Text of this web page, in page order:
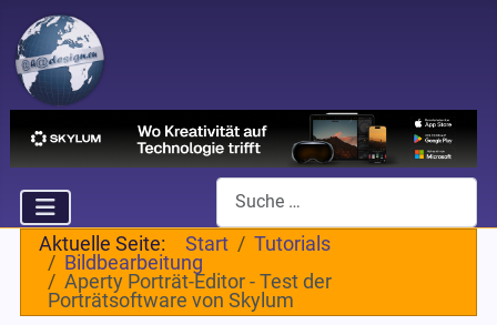
Suchen
Aktuelle Seite: Start
Tutorials
Bildbearbeitung
Aperty Porträt-Editor - Test der
Porträtsoftware von Skylum